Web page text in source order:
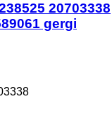
20703338
gergi